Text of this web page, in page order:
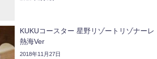
KUKUコースター 星野リゾートリゾナーレ
熱海Ver
2018年11月27日